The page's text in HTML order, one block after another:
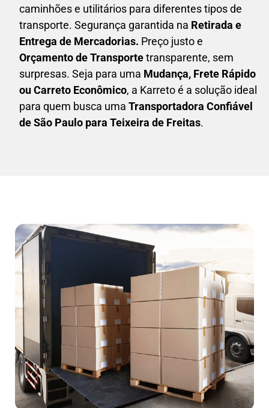
caminhões e utilitários para diferentes tipos de
transporte. Segurança garantida na Retirada e
Entrega de Mercadorias. Preço justo e
Orçamento de Transportetransparente, sem
surpresas. Seja para uma Mudança, Frete Rápido
ou Carreto Econômico, a Karretoé a solução ideal
para quem busca uma Transportadora Confiável
de São Paulo para Teixeira de Freitas.